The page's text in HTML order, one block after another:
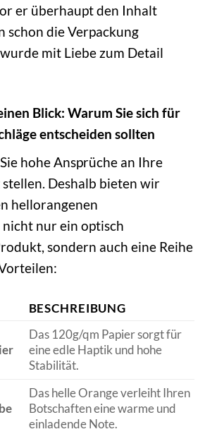
er überhaupt den Inhalt
schon die Verpackung
mit Liebe zum Detail
Blick: Warum Sie sich für
entscheiden sollten
hohe Ansprüche an Ihre
Deshalb bieten wir
hellorangenen
nur ein optisch
sondern auch eine Reihe
BESCHREIBUNG
Das 120g/qm Papier sorgt für
eine edle Haptik und hohe
Stabilität.
Das helle Orange verleiht Ihren
Botschaften eine warme und
einladende Note.